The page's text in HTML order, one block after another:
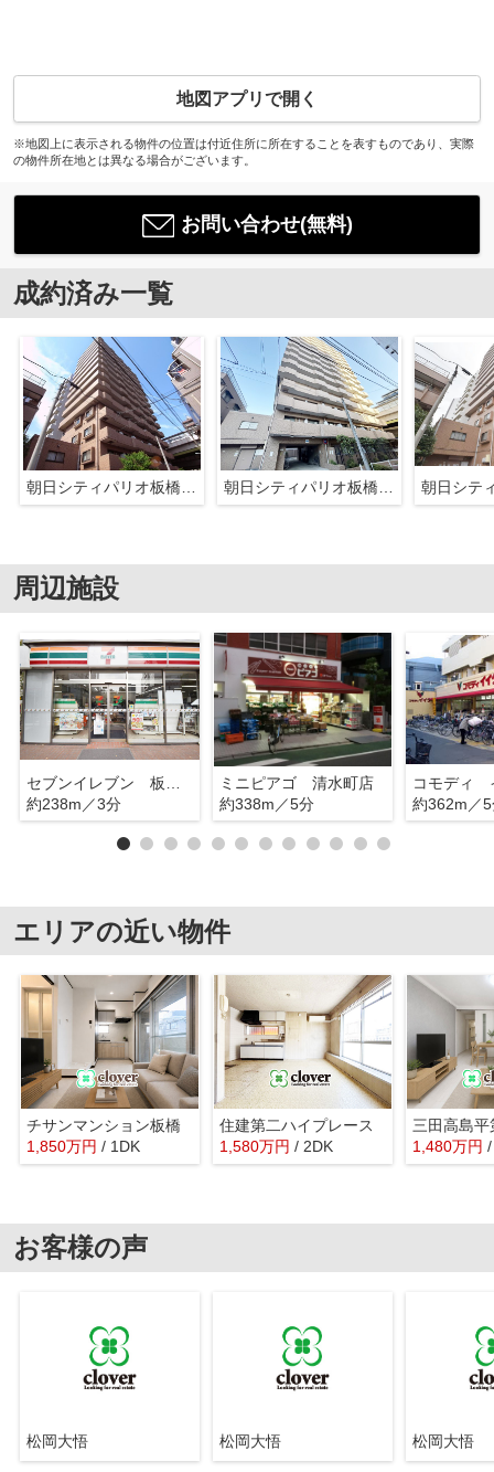
地図アプリで開く
※地図上に表示される物件の位置は付近住所に所在することを表すものであり、実際
の物件所在地とは異なる場合がございます。
お問い合わせ(無料)
成約済み一覧
周辺施設
約238m／3分
ミニピアゴ 清水町店
約338m／5分
約362m／
エリアの近い物件
チサンマンション板橋
1,850万円 / 1DK
住建第二ハイプレース
1,580万円 / 2DK
三田高島
1,480万円
お客様の声
松岡大悟 松岡大悟 松岡大悟